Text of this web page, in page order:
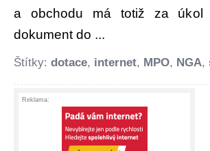
a obchodu má totiž za úkol
dokument do ...
Štítky: dotace, internet, MPO, NGA,
Reklama: